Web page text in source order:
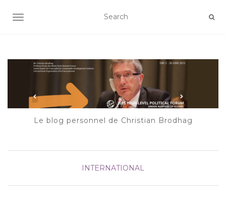
AFFICHER/MASQUER LA NAVIGATION
Le blog personnel de Christian Brodhag
INTERNATIONAL